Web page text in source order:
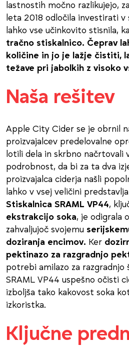
lastnostih močno razlikujejo,
leta 2018 odločila investirati v
lahko vse učinkovito stisnila,
tračno stiskalnico. Čeprav
količine in jo je lažje čistiti,
težave pri jabolkih z visoko
Naša rešitev
Apple City Cider se je obrnil
proizvajalcev predelovalne
lotili dela in skrbno načrtovali
podrobnost, da bi za ta dva
proizvajalca ciderja našli
lahko v vsej veličini
Stiskalnica SRAML VP44,
ekstrakcijo soka, je odigrala
zahvaljujoč svojemu
doziranja encimov. Ker
pektinazo za razgradnjo
potrebi amilazo za razgradnjo
SRAML VP44 uspešno očisti
izboljša tako kakovost soka
izkoristka.
Ključne